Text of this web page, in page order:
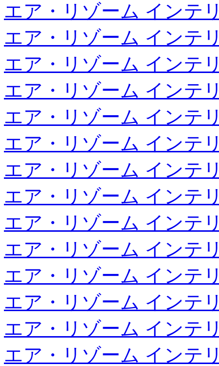
エア・リゾーム インテ
エア・リゾーム インテ
エア・リゾーム インテ
エア・リゾーム インテ
エア・リゾーム インテ
エア・リゾーム インテ
エア・リゾーム インテ
エア・リゾーム インテ
エア・リゾーム インテ
エア・リゾーム インテ
エア・リゾーム インテ
エア・リゾーム インテ
エア・リゾーム インテ
エア・リゾーム インテ